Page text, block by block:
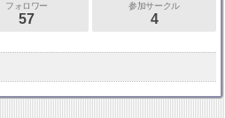
フォロワー
57
参加サークル
4